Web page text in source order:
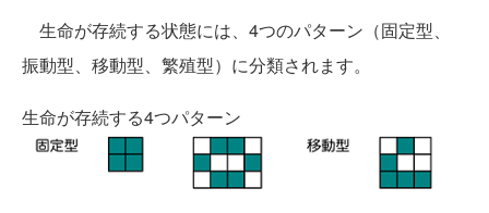
生命が存続する状態には、4つのパターン（固定型、
振動型、移動型、繁殖型）に分類されます。
生命が存続する4つパターン